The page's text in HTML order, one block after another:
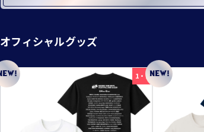
オフィシャルグッズ
1・2